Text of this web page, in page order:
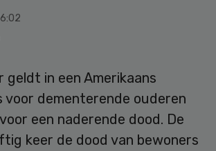
geldt in een Amerikaans
voor dementerende ouderen
een naderende dood. De
keer de dood van bewoners